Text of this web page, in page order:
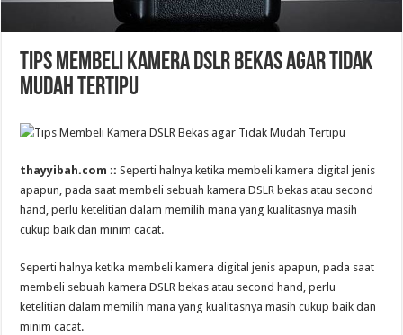
Tips Membeli Kamera DSLR Bekas agar Tidak
Mudah Tertipu
thayyibah.com ::Seperti halnya ketika membeli kamera digital jenis
apapun, pada saat membeli sebuah kamera DSLR bekas atau second
hand, perlu ketelitian dalam memilih mana yang kualitasnya masih
cukup baik dan minim cacat.
Seperti halnya ketika membeli kamera digital jenis apapun, pada saat
membeli sebuah kamera DSLR bekas atau second hand, perlu
ketelitian dalam memilih mana yang kualitasnya masih cukup baik dan
minim cacat.